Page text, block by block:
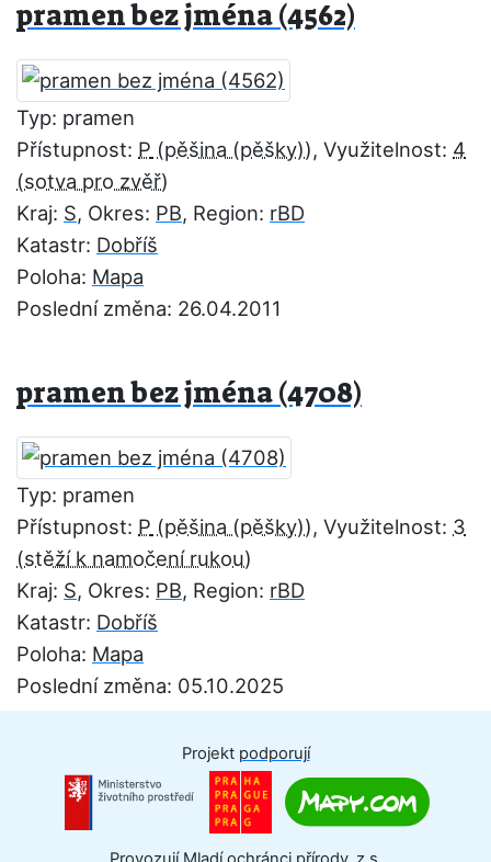
pramen bez jména (4562)
Typ: pramen
Přístupnost: P , Využitelnost: 4
Kraj: S, Okres: PB, Region: rBD
Katastr: Dobříš
Poloha: Mapa
Poslední změna: 26.04.2011
pramen bez jména (4708)
Typ: pramen
Přístupnost: P , Využitelnost: 3
Kraj: S, Okres: PB, Region: rBD
Katastr: Dobříš
Poloha: Mapa
Poslední změna: 05.10.2025
Projekt podporují